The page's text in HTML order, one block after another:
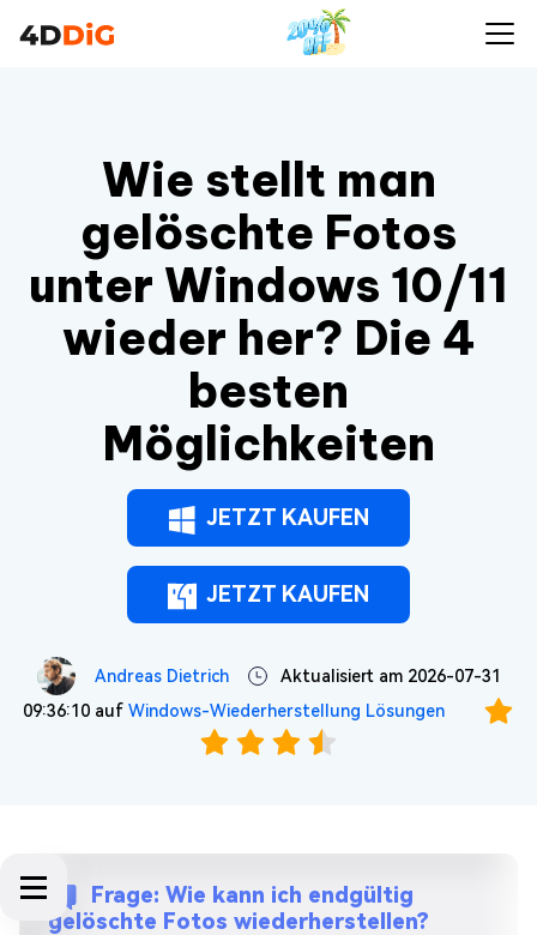
Wie stellt man
gelöschte Fotos
unter Windows 10/11
wieder her? Die 4
besten
Möglichkeiten
JETZT KAUFEN
JETZT KAUFEN
Andreas Dietrich
Aktualisiert am 2026-07-31
09:36:10 auf Windows-Wiederherstellung Lösungen
Frage: Wie kann ich endgültig
gelöschte Fotos wiederherstellen?